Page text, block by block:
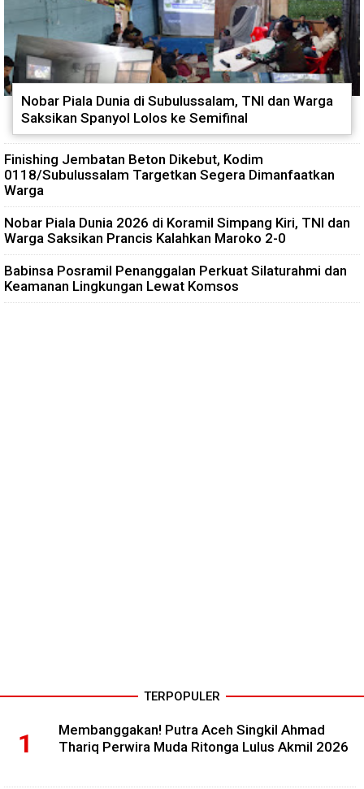
Nobar Piala Dunia di Subulussalam, TNI dan Warga
Saksikan Spanyol Lolos ke Semifinal
Finishing Jembatan Beton Dikebut, Kodim
0118/Subulussalam Targetkan Segera Dimanfaatkan
Warga
Nobar Piala Dunia 2026 di Koramil Simpang Kiri, TNI dan
Warga Saksikan Prancis Kalahkan Maroko 2-0
Babinsa Posramil Penanggalan Perkuat Silaturahmi dan
Keamanan Lingkungan Lewat Komsos
TERPOPULER
Membanggakan! Putra Aceh Singkil Ahmad
Thariq Perwira Muda Ritonga Lulus Akmil 2026